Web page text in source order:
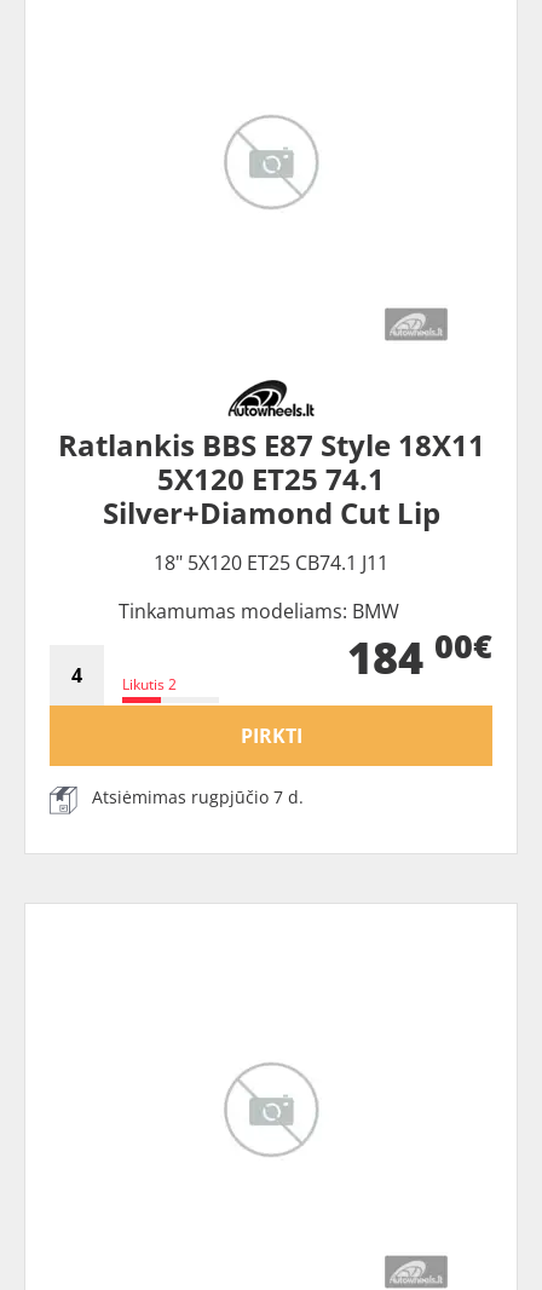
Ratlankis BBS E87 Style 18X11
5X120 ET25 74.1
Silver+Diamond Cut Lip
18" 5X120 ET25 CB74.1 J11
Tinkamumas modeliams: BMW
Likutis 2 184 00€
PIRKTI
Atsiėmimas rugpjūčio 7 d.